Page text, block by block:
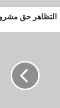
التظاهر حق